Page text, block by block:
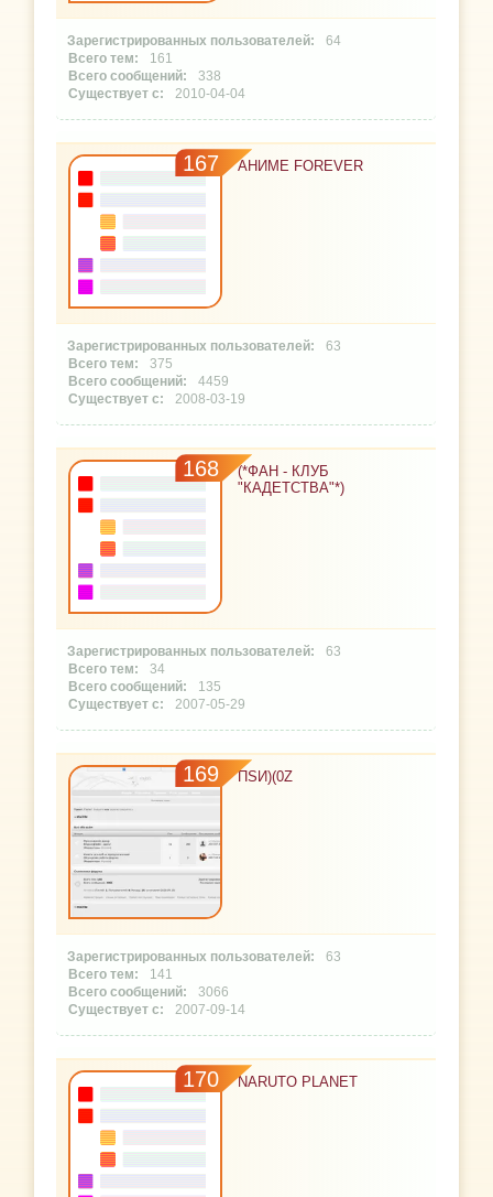
64
161
338
2010-04-04
167 АНИМЕ FOREVER
63
375
4459
2008-03-19
168
(*ФАН - КЛУБ
"КАДЕТСТВА"*)
63
34
135
2007-05-29
169 ПSИ)(0Z
63
141
3066
2007-09-14
170 NARUTO PLANET